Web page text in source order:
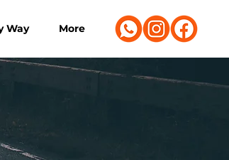
Way More